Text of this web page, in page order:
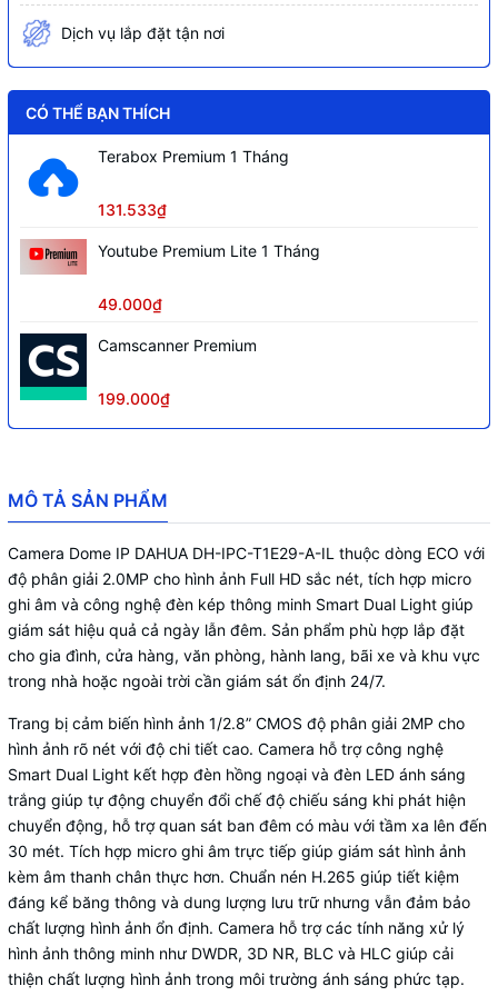
Dịch vụ lắp đặt tận nơi
CÓ THỂ BẠN THÍCH
Terabox Premium 1 Tháng
131.533₫
Youtube Premium Lite 1 Tháng
49.000₫
Camscanner Premium
199.000₫
MÔ TẢ SẢN PHẨM
Camera Dome IP DAHUA DH-IPC-T1E29-A-IL thuộc dòng ECO với
độ phân giải 2.0MP cho hình ảnh Full HD sắc nét, tích hợp micro
ghi âm và công nghệ đèn kép thông minh Smart Dual Light giúp
giám sát hiệu quả cả ngày lẫn đêm. Sản phẩm phù hợp lắp đặt
cho gia đình, cửa hàng, văn phòng, hành lang, bãi xe và khu vực
trong nhà hoặc ngoài trời cần giám sát ổn định 24/7.
Trang bị cảm biến hình ảnh 1/2.8” CMOS độ phân giải 2MP cho
hình ảnh rõ nét với độ chi tiết cao. Camera hỗ trợ công nghệ
Smart Dual Light kết hợp đèn hồng ngoại và đèn LED ánh sáng
trắng giúp tự động chuyển đổi chế độ chiếu sáng khi phát hiện
chuyển động, hỗ trợ quan sát ban đêm có màu với tầm xa lên đến
30 mét. Tích hợp micro ghi âm trực tiếp giúp giám sát hình ảnh
kèm âm thanh chân thực hơn. Chuẩn nén H.265 giúp tiết kiệm
đáng kể băng thông và dung lượng lưu trữ nhưng vẫn đảm bảo
chất lượng hình ảnh ổn định. Camera hỗ trợ các tính năng xử lý
hình ảnh thông minh như DWDR, 3D NR, BLC và HLC giúp cải
thiện chất lượng hình ảnh trong môi trường ánh sáng phức tạp.